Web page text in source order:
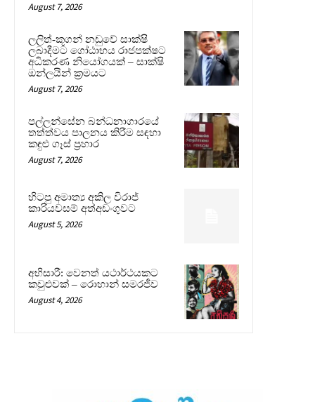
August 7, 2026
ලලිත්-කූගන් නඩුවේ සාක්ෂි
ලබාදීමට ගෝඨාභය රාජපක්ෂට
අධිකරණ නියෝගයක් – සාක්ෂි
ඔන්ලයින් ක්‍රමයට
August 7, 2026
පල්ලන්සේන බන්ධනාගාරයේ
තත්ත්වය පාලනය කිරීම සඳහා
කඳුළු ගෑස් ප්‍රහාර
August 7, 2026
හිටපු අමාත්‍ය අකිල විරාජ්
කාරියවසම් අත්අඩංගුවට
August 5, 2026
අභිසාරී: වෙනත් යථාර්ථයකට
කවුළුවක් – රොහාන් සමරජීව
August 4, 2026